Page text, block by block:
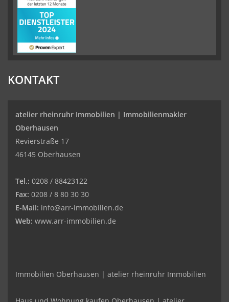
KONTAKT
atelier rheinruhr Immobilien | Immobilienmakler
Oberhausen
Revierstraße 17
46145 Oberhausen
Tel.: 0208 / 88423122
Fax: 0208 / 8 80 30 30
E-Mail: info@arr-immobilien.de
Web: www.arr-immobilien.de
Immobilien Oberhausen | atelier rheinruhr Immobilien